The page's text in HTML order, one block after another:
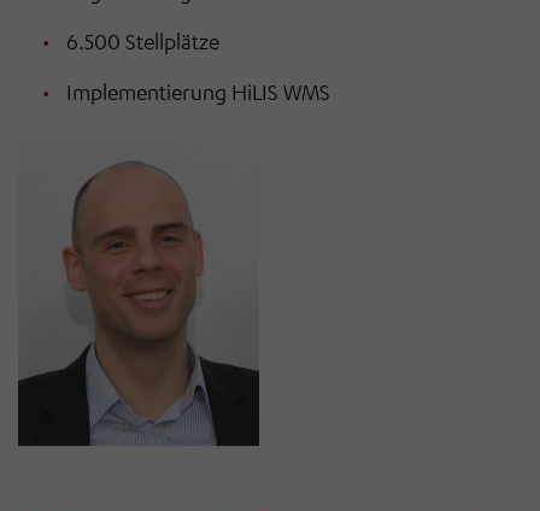
6.500 Stellplätze
Implementierung HiLIS WMS